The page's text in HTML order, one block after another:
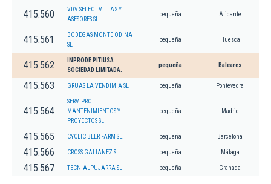
415.560
VDV SELECT VILLA'S Y
ASESORES SL.
pequeña Alicante
415.561
BODEGAS MONTE ODINA
SL
pequeña Huesca
415.562
INPRODE PITIUSA
SOCIEDAD LIMITADA.
pequeña Baleares
415.563 GRUAS LA VENDIMIA SL pequeña Pontevedra
415.564
SERVIPRO
MANTENIMIENTOS Y
PROYECTOS SL
pequeña Madrid
415.565 CYCLIC BEER FARM SL. pequeña Barcelona
415.566 CROSS GALIANEZ SL pequeña Málaga
415.567 TECNIALPUJARRA SL pequeña Granada